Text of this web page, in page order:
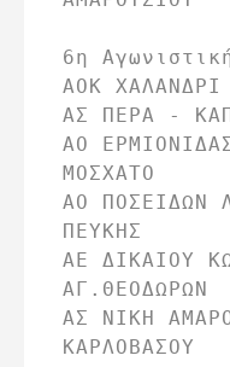
6η
ΑΟΚ
ΑΣ ΠΕΡΑ - ΚΑΠ
ΑΟ
ΜΟΣΧΑΤΟ
ΑΟ ΠΟΣΕΙΔΩΝ
ΠΕΥΚΗΣ
ΑΕ ΔΙΚΑΙΟΥ
ΑΓ.ΘΕΟΔΩΡΩΝ
ΑΣ ΝΙΚΗ
ΚΑΡΛΟΒΑΣΟΥ